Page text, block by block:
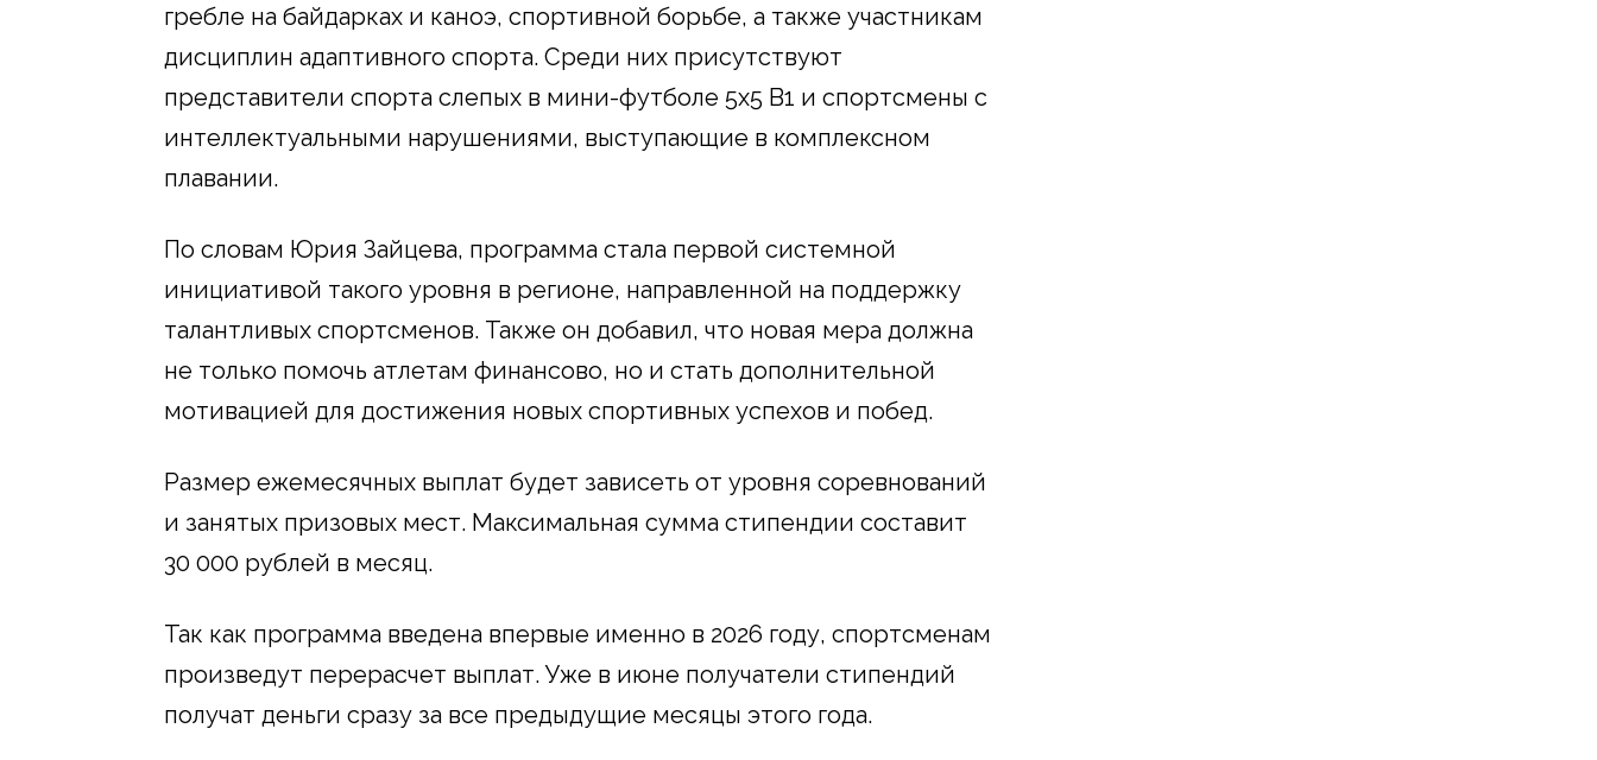
гребле на байдарках и каноэ, спортивной борьбе, а также участникам
дисциплин адаптивного спорта. Среди них присутствуют
представители спорта слепых в мини-футболе 5х5 В1 и спортсмены с
интеллектуальными нарушениями, выступающие в комплексном
плавании.
По словам Юрия Зайцева, программа стала первой системной
инициативой такого уровня в регионе, направленной на поддержку
талантливых спортсменов. Также он добавил, что новая мера должна
не только помочь атлетам финансово, но и стать дополнительной
мотивацией для достижения новых спортивных успехов и побед.
Размер ежемесячных выплат будет зависеть от уровня соревнований
и занятых призовых мест. Максимальная сумма стипендии составит
30 000 рублей в месяц.
Так как программа введена впервые именно в 2026 году, спортсменам
произведут перерасчет выплат. Уже в июне получатели стипендий
получат деньги сразу за все предыдущие месяцы этого года.